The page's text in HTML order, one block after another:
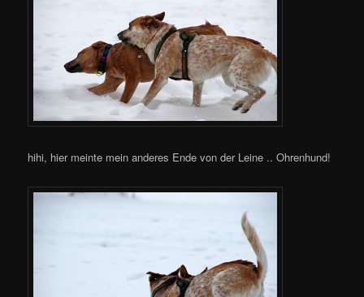
hihi, hier meinte mein anderes Ende von der Leine .. Ohrenhund!